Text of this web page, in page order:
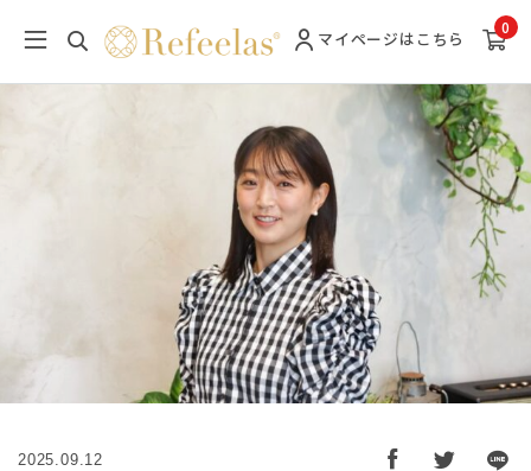
マイページはこちら
0
2025.09.12